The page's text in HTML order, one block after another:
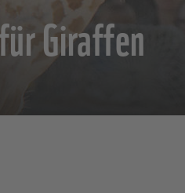
Giraffen